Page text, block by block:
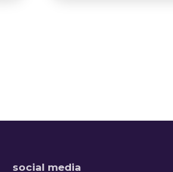
social media